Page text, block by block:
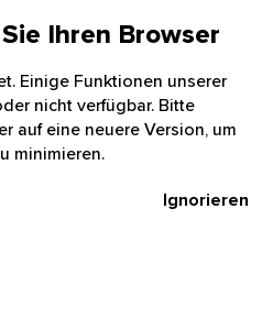
Ihren Browser
Einige Funktionen unserer
nicht verfügbar. Bitte
auf eine neuere Version, um
minimieren.
Ignorieren